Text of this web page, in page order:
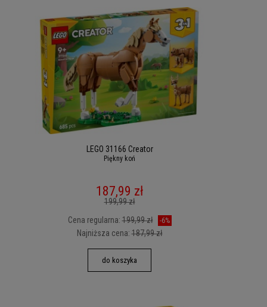
LEGO 31166 Creator
Piękny koń
187,99 zł
199,99 zł
Cena regularna:199,99 zł -6%
Najniższa cena:187,99 zł
do koszyka